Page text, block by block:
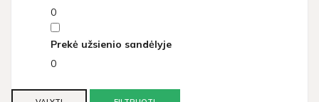
0
Prekė užsienio sandėlyje
0